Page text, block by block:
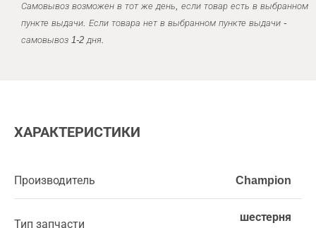
Самовывоз возможен в тот же день, если товар есть в выбранном
пункте выдачи. Если товара нет в выбранном пункте выдачи -
самовывоз 1-2 дня.
ХАРАКТЕРИСТИКИ
Производитель Champion
Тип запчасти
шестерня